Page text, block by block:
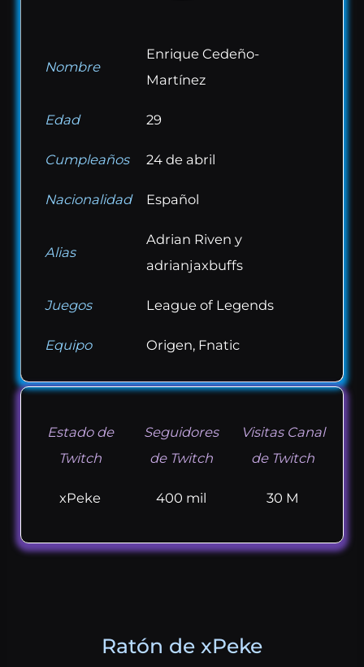
Nombre
Enrique Cedeño-
Martínez
Edad 29
Cumpleaños 24 de abril
Nacionalidad Español
Alias
Adrian Riven y
adrianjaxbuffs
Juegos League of Legends
Equipo Origen, Fnatic
Estado de
Twitch
Seguidores
de Twitch
Visitas Canal
de Twitch
xPeke 400 mil 30 M
Ratón de xPeke